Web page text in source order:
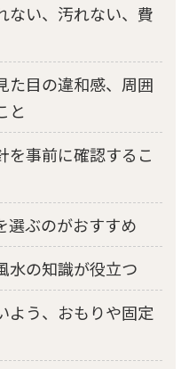
ない、汚れない、費
た目の違和感、周囲
と
を事前に確認するこ
選ぶのがおすすめ
水の知識が役立つ
よう、おもりや固定